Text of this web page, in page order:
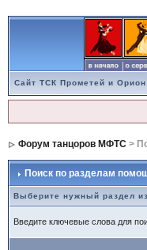
Сайт ТСК Прометей и Орион
Форум танцоров МФТС>
Поиск по разделам
Выберите нужный раздел
Введите ключевые слова для